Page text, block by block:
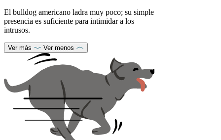
El bulldog americano ladra muy poco; su simple
presencia es suficiente para intimidar a los
intrusos.
Ver más Ver menos